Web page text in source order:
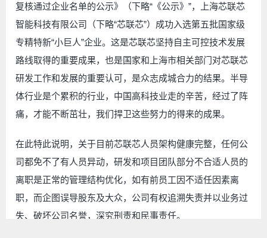
复核通过企业名单的公示》（下略“《公示》”，上海芯联芯
智能科技有限公司（下略“芯联芯”）成功入选第五批国家级
专精特新“小巨人”企业。这是芯联芯坚持自主可控技术发展
路线取得的重要成果，也是国家和上海市相关部门对芯联芯
研发工作和发展的重要认可，是众志成城合力的结果。半导
体行业是个累积的行业，中国高科技业走的辛苦，经过了阵
痛，才能不断茁壮，我们捍卫这些努力的得来的成果。
在此特此说明，关于目前芯联芯人员架构健康完整，任何公
司都免不了有人员异动，研发和项目团队部分不合适人员的
离职是正常的管理结构优化，如有前员工因不适任因素离
职，而企图误导股东及大众，公司有权追溯失责并以业务过
失、破坏公司名誉，深究刑责和民事责任。